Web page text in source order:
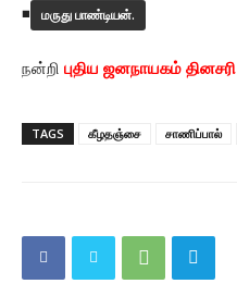
◾ மருது பாண்டியன்.
நன்றி புதிய ஜனநாயகம் தினசரி
TAGS கீழதஞ்சை சாணிப்பால்